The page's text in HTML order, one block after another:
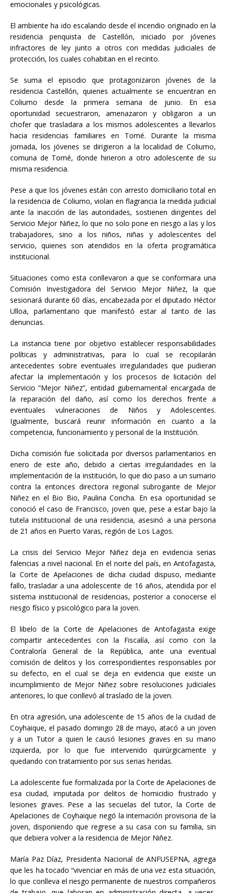
emocionales y psicológicas.
El ambiente ha ido escalando desde el incendio originado en la
residencia penquista de Castellón, iniciado por jóvenes
infractores de ley junto a otros con medidas judiciales de
protección, los cuales cohabitan en el recinto.
Se suma el episodio que protagonizaron jóvenes de la
residencia Castellón, quienes actualmente se encuentran en
Coliumo desde la primera semana de junio. En esa
oportunidad secuestraron, amenazaron y obligaron a un
chofer que trasladara a los mismos adolescentes a llevarlos
hacia residencias familiares en Tomé. Durante la misma
jornada, los jóvenes se dirigieron a la localidad de Coliumo,
comuna de Tomé, donde hirieron a otro adolescente de su
misma residencia.
Pese a que los jóvenes están con arresto domiciliario total en
la residencia de Coliumo, violan en flagrancia la medida judicial
ante la inacción de las autoridades, sostienen dirigentes del
Servicio Mejor Niñez, lo que no solo pone en riesgo a las y los
trabajadores, sino a los niños, niñas y adolescentes del
servicio, quienes son atendidos en la oferta programática
institucional.
Situaciones como esta conllevaron a que se conformara una
Comisión Investigadora del Servicio Mejor Niñez, la que
sesionará durante 60 días, encabezada por el diputado Héctor
Ulloa, parlamentario que manifestó estar al tanto de las
denuncias.
La instancia tiene por objetivo establecer responsabilidades
políticas y administrativas, para lo cual se recopilarán
antecedentes sobre eventuales irregularidades que pudieran
afectar la implementación y los procesos de licitación del
Servicio “Mejor Niñez”, entidad gubernamental encargada de
la reparación del daño, así como los derechos frente a
eventuales vulneraciones de Niños y Adolescentes.
Igualmente, buscará reunir información en cuanto a la
competencia, funcionamiento y personal de la Institución.
Dicha comisión fue solicitada por diversos parlamentarios en
enero de este año, debido a ciertas irregularidades en la
implementación de la institución, lo que dio paso a un sumario
contra la entonces directora regional subrogante de Mejor
Niñez en el Bio Bio, Paulina Concha. En esa oportunidad se
conoció el caso de Francisco, joven que, pese a estar bajo la
tutela institucional de una residencia, asesinó a una persona
de 21 años en Puerto Varas, región de Los Lagos.
La crisis del Servicio Mejor Niñez deja en evidencia serias
falencias a nivel nacional. En el norte del país, en Antofagasta,
la Corte de Apelaciones de dicha ciudad dispuso, mediante
fallo, trasladar a una adolescente de 16 años, atendida por el
sistema institucional de residencias, posterior a conocerse el
riesgo físico y psicológico para la joven.
El libelo de la Corte de Apelaciones de Antofagasta exige
compartir antecedentes con la Fiscalía, así como con la
Contraloría General de la República, ante una eventual
comisión de delitos y los correspondientes responsables por
su defecto, en el cual se deja en evidencia que existe un
incumplimiento de Mejor Niñez sobre resoluciones judiciales
anteriores, lo que conllevó al traslado de la joven.
En otra agresión, una adolescente de 15 años de la ciudad de
Coyhaique, el pasado domingo 28 de mayo, atacó a un joven
y a un Tutor a quien le causó lesiones graves en su mano
izquierda, por lo que fue intervenido quirúrgicamente y
quedando con tratamiento por sus serias heridas.
La adolescente fue formalizada por la Corte de Apelaciones de
esa ciudad, imputada por delitos de homicidio frustrado y
lesiones graves. Pese a las secuelas del tutor, la Corte de
Apelaciones de Coyhaique negó la internación provisoria de la
joven, disponiendo que regrese a su casa con su familia, sin
que debiera volver a la residencia de Mejor Niñez.
María Paz Díaz, Presidenta Nacional de ANFUSEPNA, agrega
que les ha tocado “vivenciar en más de una vez esta situación,
lo que conlleva el riesgo permanente de nuestros compañeros